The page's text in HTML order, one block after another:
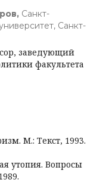
Санкт-
Санкт-
заведующий
факультета
М.: Текст, 1993.
утопия. Вопросы